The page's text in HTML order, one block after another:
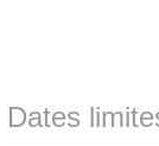
Dates